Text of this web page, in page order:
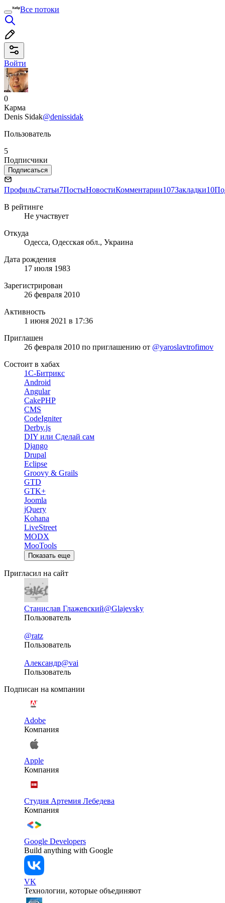
Все потоки
Войти
0
Карма
Denis Sidak@denissidak
Пользователь
5
Подписчики
Подписаться
ПрофильСтатьи7ПостыНовостиКомментарии107Закладки10
В рейтинге
Не участвует
Откуда
Одесса, Одесская обл., Украина
Дата рождения
17 июля 1983
Зарегистрирован
26 февраля 2010
Активность
1 июня 2021 в 17:36
Приглашен
26 февраля 2010 по приглашению от @yaroslavtrofimov
Состоит в хабах
1С-Битрикс
Android
Angular
CakePHP
CMS
CodeIgniter
Derby.js
DIY или Сделай сам
Django
Drupal
Eclipse
Groovy & Grails
GTD
GTK+
Joomla
jQuery
Kohana
LiveStreet
MODX
MooTools
Показать еще
Пригласил на сайт
Станислав Глажевский@Glajevsky
Пользователь
@ratz
Пользователь
Александр@vai
Пользователь
Подписан на компании
Adobe
Компания
Apple
Компания
Студия Артемия Лебедева
Компания
Google Developers
Build anything with Google
VK
Технологии, которые объединяют